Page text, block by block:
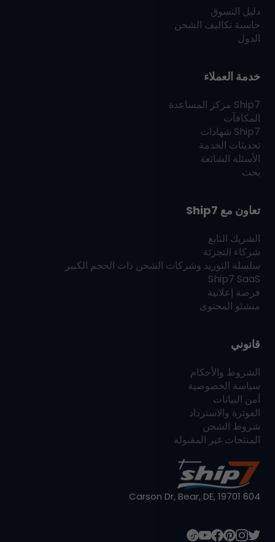
دليل التسوق
حاسبة تكاليف الشحن
الدول
خدمة العملاء
Ship7 مركز المساعدة
المكافآت
Ship7 شهادات
تحديثات الخدمة
الأسئلة الشائعة
بحث
تعاون مع Ship7
الشريك التابع
شركاء التجزئة
سلسلة التوريد وشركات الشحن ذات الحجم الكبير
Ship7 SaaS
فرصة إعلانية
منشئو المحتوى
قانوني
الشروط والأحكام
سياسة الخصوصية
أمن البيانات
الفوترة والاسترداد
شروط الشحن
المنتجات غير المقبولة
604 Carson Dr, Bear, DE, 19701